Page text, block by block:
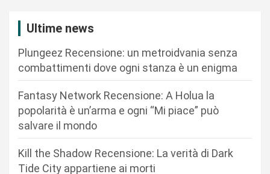
Ultime news
Plungeez Recensione: un metroidvania senza
combattimenti dove ogni stanza è un enigma
Fantasy Network Recensione: A Holua la
popolarità è un’arma e ogni “Mi piace” può
salvare il mondo
Kill the Shadow Recensione: La verità di Dark
Tide City appartiene ai morti